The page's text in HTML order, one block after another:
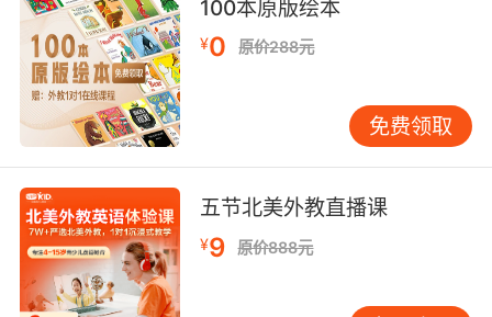
神的融合路径 技术迭代将持续优化学习体验。借
助AI大数据分析，未来课程可精准识别学员对特
定文化元素的偏好，动态生成个性化学习路径。
正如北京师范大学教育技术系主任所言：智能教
育不应止步于知识传递，更要成为文化理解的催
化剂。 文化共鸣是课程深化的关键方向。在保持
西方节日体系基础上，可增加古尔邦节、泼水节
等非西方节日内容，构建真正多元的文化认知图
谱。VIPKID教学团队透露，2024年课程将引入
二十四节气双语模块，实现文化输入的平衡性。
作为在线教育领域的创新实践，VIPKID英语节日
100本原版绘本
¥0 原价288元
免费领取
五节北美外教直播课
¥9 原价888元